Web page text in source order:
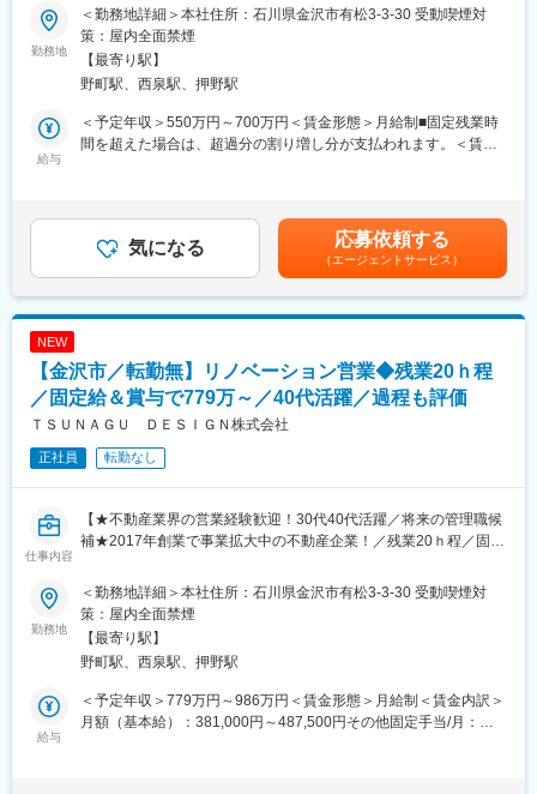
変更の範囲：会社の定める業務
得られる環境です。住宅や店舗の完成まで一貫して携わり、達成
感を味わえます。
■教育体制：
OJT形式で教えます。業務を通じて現場運営のスキルアップが見
込めます。
■企業の特徴/魅力：
石川県を中心に注文住宅や店舗の新築、増改築、リフォーム事業
夢も実現できる会社です。
金沢市を中心に不動産売買・買取再販・リフォームなど住まいに
関わる幅広いサービスを提供する当社にて、リノベーション営業
をお任せします！
■採用背景：
新規事業の立ち上げや新規出店計画が進んでいるため、増員募
集！今回は将来的にリーダーも担っていけるような方を採用した
■業務内容：
反響営業がメインとなるため、問い合わせがあった個人のお客様
に対して、リフォーム・リノベのご提案を行います。
・アポイント・現地調査（お客様のご要望をヒアリング）
・見積・提案（最適なリフォームプランを提案）
・受注・契約（工事開始までサポート）
・営業戦略・育成・マネジメント等
す◎）
・飛び込み営業はなし！お客様はすでにリフォームに関心のある
■組織構成：
リノベーション営業事業部：3名在籍（係長1名／メンバー2名）
◆20代・30代が中心の若く活気ある組織◎異業種からの転職者も
多数活躍中
◆報告・連絡・相談・確認が徹底されており、コミュニケーショ
ンが活発
勤務地
＜勤務地詳細＞本社住所：石川県金沢市有松3-3-30 受動喫煙対
策：屋内全面禁煙
【最寄り駅】
野町駅、西泉駅、押野駅
給与
＜予定年収＞550万円～700万円＜賃金形態＞月給制■固定残業時
間を超えた場合は、超過分の割り増し分が支払われます。＜賃金
月給＞375,000円～465,000円（一律手当を含む）＜昇給有無＞有
＜残業手当＞有＜給与補足＞■賞与：年2回（7月・12月）■昇給：
年2回（1月・7月）賃金はあくまでも目安の金額であり、選考を
通じて上下する可能性があります。月給(月額)は固定手当を含めた
表記です。
気になる 応募依頼する
（エージェントサービス）
NEW
【金沢市／転勤無】リノベーション営業◆残業20ｈ程
／固定給＆賞与で779万～／40代活躍／過程も評価
ＴＳＵＮＡＧＵ ＤＥＳＩＧＮ株式会社
正社員 転勤なし
仕事内容
【★不動産業界の営業経験歓迎！30代40代活躍／将来の管理職候
補★2017年創業で事業拡大中の不動産企業！／残業20ｈ程／固定
9.7億円】
金沢市を中心に不動産売買・買取再販・リフォームなど住まいに
関わる幅広いサービスを提供する当社にて、リノベーション営業
をお任せします！
■採用背景：
新規事業の立ち上げや新規出店計画が進んでいるため、増員募
勤務地
＜勤務地詳細＞本社住所：石川県金沢市有松3-3-30 受動喫煙対
策：屋内全面禁煙
【最寄り駅】
野町駅、西泉駅、押野駅
給与
＜予定年収＞779万円～986万円＜賃金形態＞月給制＜賃金内訳＞
月額（基本給）：381,000円～487,500円その他固定手当/月：